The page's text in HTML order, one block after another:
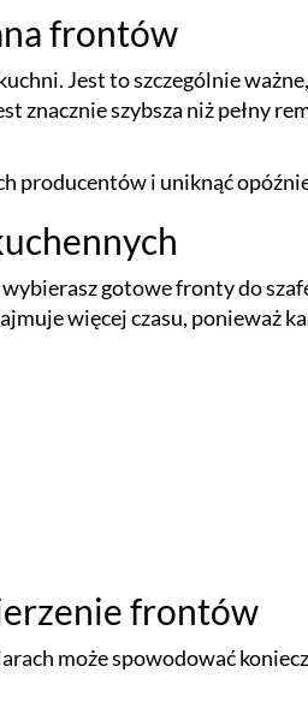
frontów
Jest to szczególnie
znacznie szybsza niż pełny
producentów i uniknąć
gotowe fronty do
więcej czasu, ponieważ
frontów
może spowodować